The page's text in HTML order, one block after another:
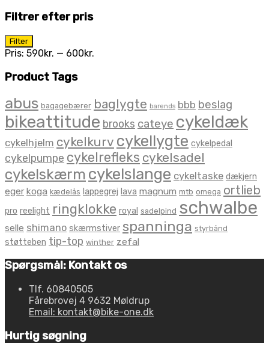
Filtrer efter pris
Mindste
pris
Højeste
pris
Filter
Pris: 590kr. — 600kr.
Product Tags
abus bagagebærer baglygte barends bbb beslag
bikeattitude brooks cateye cykeldæk
cykelhjelm cykelkurv cykellygte cykelpedal
cykelpumpe cykelrefleks cykelsadel
cykelskærm cykelslange cykeltaske dækjern
eger koga kædelås lappegrej lava magnum mtb omega ortlieb
pro reelight ringklokke royal sadelpind schwalbe
selle shimano skærmstiver spanninga styrbånd
støtteben tip-top winther zefal
Spørgsmål: Kontakt os
Tlf. 60840505
Fårebrovej 4 9632 Møldrup
Email: kontakt@bike-one.dk
Hurtig søgning